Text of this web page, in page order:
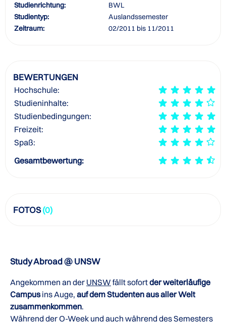
Studienrichtung:
BWL
Studientyp:
Auslandssemester
Zeitraum:
02/2011 bis 11/2011
BEWERTUNGEN
Hochschule:
Studieninhalte:
Studienbedingungen:
Freizeit:
Spaß:
Gesamtbewertung:
FOTOS(0)
Study Abroad @ UNSW
Angekommen an der UNSW fällt sofortder weiterläufige
Campusins Auge, auf dem Studenten aus aller Welt
zusammenkommen.
Während der O-Week und auch während des Semesters